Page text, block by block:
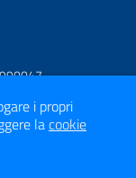
by
Designers Italia
i propri
lacookie